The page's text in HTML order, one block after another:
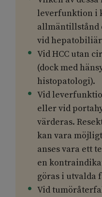
leverfunktion i
allmäntillstånd
vid hepatobiliär
Vid HCC utan
(dock med
histopatologi).
Vid
eller vid
värderas.
kan vara
anses vara ett
en
göras i utvalda
Vid